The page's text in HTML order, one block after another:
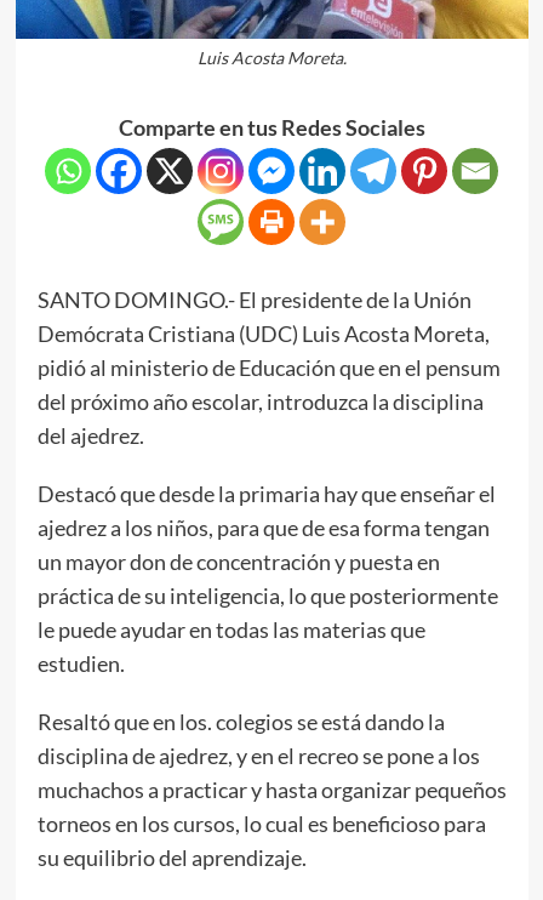
Luis Acosta Moreta.
Comparte en tus Redes Sociales
SANTO DOMINGO.- El presidente de la Unión
Demócrata Cristiana (UDC) Luis Acosta Moreta,
pidió al ministerio de Educación que en el pensum
del próximo año escolar, introduzca la disciplina
del ajedrez.
Destacó que desde la primaria hay que enseñar el
ajedrez a los niños, para que de esa forma tengan
un mayor don de concentración y puesta en
práctica de su inteligencia, lo que posteriormente
le puede ayudar en todas las materias que
estudien.
Resaltó que en los. colegios se está dando la
disciplina de ajedrez, y en el recreo se pone a los
muchachos a practicar y hasta organizar pequeños
torneos en los cursos, lo cual es beneficioso para
su equilibrio del aprendizaje.